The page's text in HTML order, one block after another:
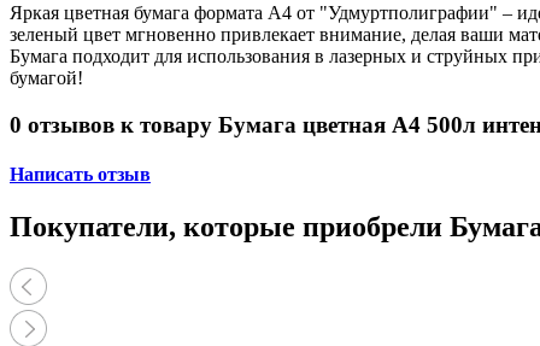
Яркая цветная бумага формата А4 от "Удмуртполиграфии" –
зеленый цвет мгновенно привлекает внимание, делая ваши
Бумага подходит для использования в лазерных и струйных
бумагой!
0 отзывов к товару Бумага цветная А4 500л
Написать отзыв
Покупатели, которые приобрели